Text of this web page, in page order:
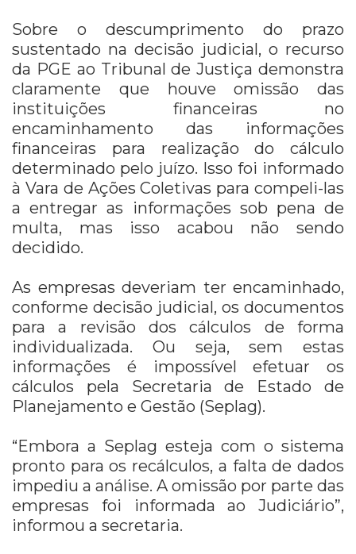
Sobre o descumprimento do prazo
sustentado na decisão judicial, o recurso
da PGE ao Tribunal de Justiça demonstra
claramente que houve omissão das
instituições financeiras no
encaminhamento das informações
financeiras para realização do cálculo
determinado pelo juízo. Isso foi informado
à Vara de Ações Coletivas para compeli-las
a entregar as informações sob pena de
multa, mas isso acabou não sendo
decidido.
As empresas deveriam ter encaminhado,
conforme decisão judicial, os documentos
para a revisão dos cálculos de forma
individualizada. Ou seja, sem estas
informações é impossível efetuar os
cálculos pela Secretaria de Estado de
Planejamento e Gestão (Seplag).
“Embora a Seplag esteja com o sistema
pronto para os recálculos, a falta de dados
impediu a análise. A omissão por parte das
empresas foi informada ao Judiciário”,
informou a secretaria.